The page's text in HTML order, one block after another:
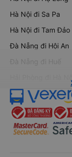
Hà Nội đi Sa Pa
Hà Nội đi Tam Đảo
Đà Nẵng đi Hội An
Đà Nẵng đi Huế